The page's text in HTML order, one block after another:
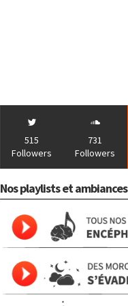
515
Followers
731
Followers
Nos playlists et ambiances